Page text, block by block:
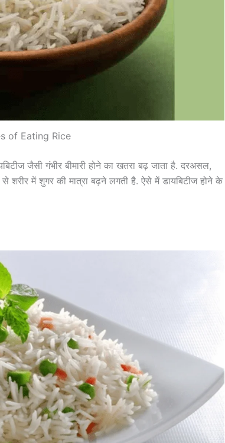
of Eating Rice
जैसी गंभीर बीमारी होने का खतरा बढ़ जाता है. दरअसल,
में शुगर की मात्रा बढ़ने लगती है. ऐसे में डायबिटीज होने के